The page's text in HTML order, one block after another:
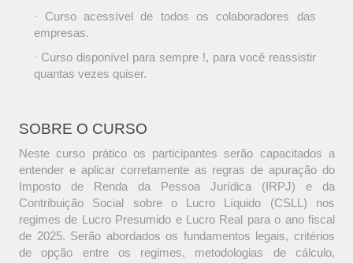
· Curso acessível de todos os colaboradores das
empresas.
· Curso disponível para sempre !, para você reassistir
quantas vezes quiser.
SOBRE O CURSO
Neste curso prático os participantes serão capacitados a
entender e aplicar corretamente as regras de apuração do
Imposto de Renda da Pessoa Jurídica (IRPJ) e da
Contribuição Social sobre o Lucro Líquido (CSLL) nos
regimes de Lucro Presumido e Lucro Real para o ano fiscal
de 2025. Serão abordados os fundamentos legais, critérios
de opção entre os regimes, metodologias de cálculo,